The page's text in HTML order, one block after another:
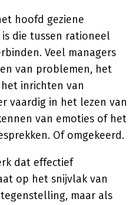
hoofd geziene
die tussen rationeel
Veel managers
van problemen, het
inrichten van
vaardig in het lezen van
van emoties of het
Of omgekeerd.
dat effectief
op het snijvlak van
maar als